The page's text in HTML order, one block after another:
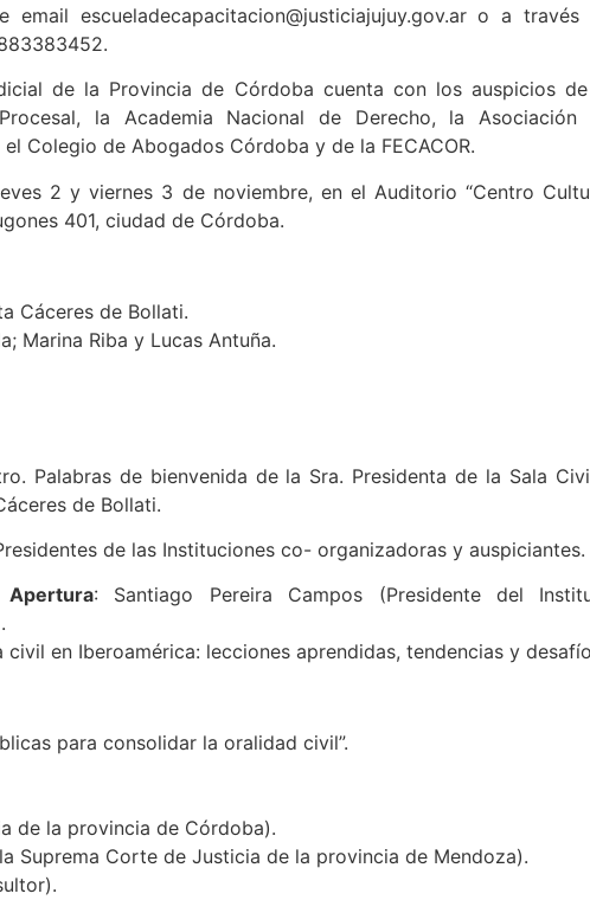
escueladecapacitacion@justiciajujuy.gov.ar o a través
de la Provincia de Córdoba cuenta con los auspicios
la Academia Nacional de Derecho, la Asociación
Colegio de Abogados Córdoba y de la FECACOR.
2 y viernes 3 de noviembre, en el Auditorio “Centro
401, ciudad de Córdoba.
Cáceres de Bollati.
Marina Riba y Lucas Antuña.
Palabras de bienvenida de la Sra. Presidenta de la Sala
de Bollati.
de las Instituciones co- organizadoras y auspiciantes.
: Santiago Pereira Campos (Presidente del
en Iberoamérica: lecciones aprendidas, tendencias y
para consolidar la oralidad civil”.
de la provincia de Córdoba).
Suprema Corte de Justicia de la provincia de Mendoza).